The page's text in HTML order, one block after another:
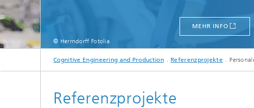
MEHR INFO
© Herrndorff Fotolia
Cognitive Engineering and Production Referenzprojekte
Referenzprojekte